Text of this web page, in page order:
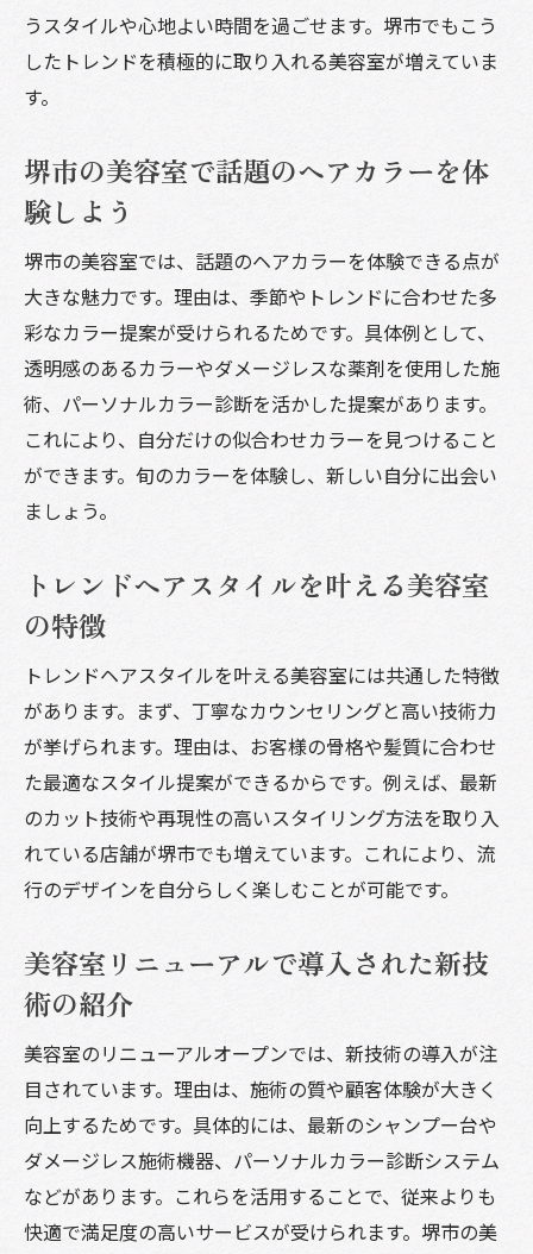
うスタイルや心地よい時間を過ごせます。堺市でもこう
したトレンドを積極的に取り入れる美容室が増えていま
す。
堺市の美容室で話題のヘアカラーを体
験しよう
堺市の美容室では、話題のヘアカラーを体験できる点が
大きな魅力です。理由は、季節やトレンドに合わせた多
彩なカラー提案が受けられるためです。具体例として、
透明感のあるカラーやダメージレスな薬剤を使用した施
術、パーソナルカラー診断を活かした提案があります。
これにより、自分だけの似合わせカラーを見つけること
ができます。旬のカラーを体験し、新しい自分に出会い
ましょう。
トレンドヘアスタイルを叶える美容室
の特徴
トレンドヘアスタイルを叶える美容室には共通した特徴
があります。まず、丁寧なカウンセリングと高い技術力
が挙げられます。理由は、お客様の骨格や髪質に合わせ
た最適なスタイル提案ができるからです。例えば、最新
のカット技術や再現性の高いスタイリング方法を取り入
れている店舗が堺市でも増えています。これにより、流
行のデザインを自分らしく楽しむことが可能です。
美容室リニューアルで導入された新技
術の紹介
美容室のリニューアルオープンでは、新技術の導入が注
目されています。理由は、施術の質や顧客体験が大きく
向上するためです。具体的には、最新のシャンプー台や
ダメージレス施術機器、パーソナルカラー診断システム
などがあります。これらを活用することで、従来よりも
快適で満足度の高いサービスが受けられます。堺市の美